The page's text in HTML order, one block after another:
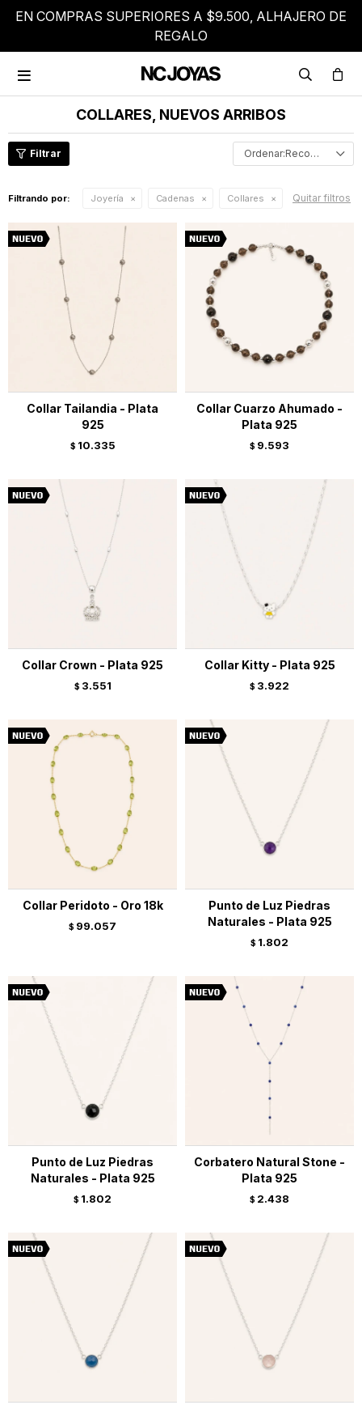
EN COMPRAS SUPERIORES A $9.500, ALHAJERO DE
REGALO

COLLARES, NUEVOS ARRIBOS
Recomendados
Filtrando por: Joyería Cadenas Collares Quitar filtros
Collar Tailandia - Plata
925
$ 10.335
Collar Cuarzo Ahumado -
Plata 925
$ 9.593
Collar Crown - Plata 925
$ 3.551
Collar Kitty - Plata 925
$ 3.922
Collar Peridoto - Oro 18k
$ 99.057
Punto de Luz Piedras
Naturales - Plata 925
$ 1.802
Punto de Luz Piedras
Naturales - Plata 925
$ 1.802
Corbatero Natural Stone -
Plata 925
$ 2.438